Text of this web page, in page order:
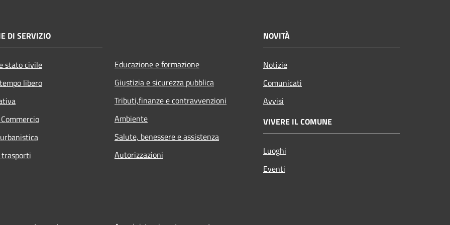
DI SERVIZIO
stato civile
libero
Educazione e formazione
Giustizia e sicurezza pubblica
Tributi,finanze e contravvenzioni
Ambiente
Salute, benessere e assistenza
Autorizzazioni
NOVITÀ
Notizie
Comunicati
Avvisi
VIVERE IL COMUNE
Luoghi
Eventi